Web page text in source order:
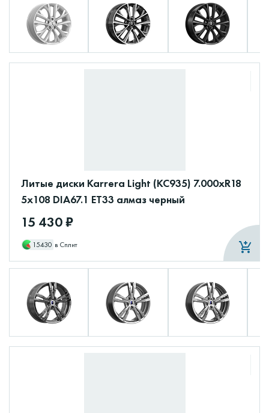
Литые диски Karrera Light (КС935) 7.000xR18
5x108 DIA67.1 ET33 алмаз черный
15 430 ₽
15430 в Сплит